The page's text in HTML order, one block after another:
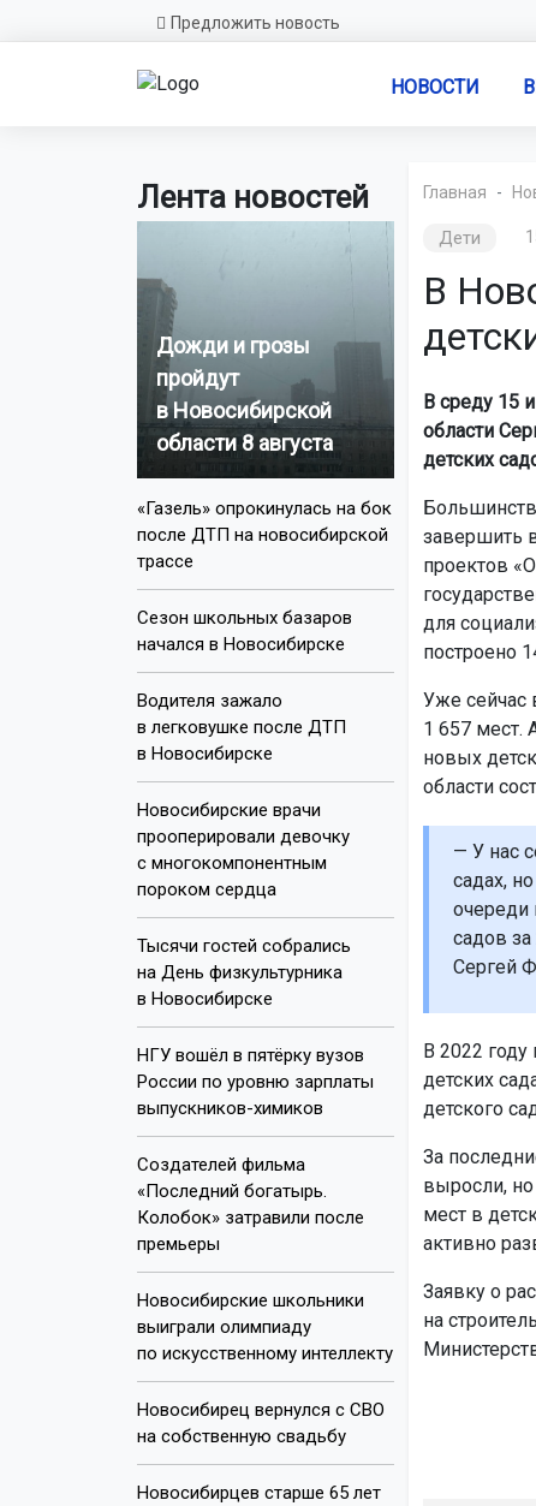
Предложить новость
НОВОСТИ
Лента новостей
Дожди и грозы
пройдут
в Новосибирской
области 8 августа
«Газель» опрокинулась на бок
после ДТП на новосибирской
трассе
Сезон школьных базаров
начался в Новосибирске
Водителя зажало
в легковушке после ДТП
в Новосибирске
Новосибирские врачи
прооперировали девочку
с многокомпонентным
пороком сердца
Тысячи гостей собрались
на День физкультурника
в Новосибирске
НГУ вошёл в пятёрку вузов
России по уровню зарплаты
выпускников-химиков
Создателей фильма
«Последний богатырь.
Колобок» затравили после
премьеры
Новосибирские школьники
выиграли олимпиаду
по искусственному интеллекту
Новосибирец вернулся с СВО
на собственную свадьбу
Новосибирцев старше 65 лет
Главная
Дети
В
В среду 15
области
детских
завершить
проектов
для
построено
Уже сейчас
1 657 мест.
новых
области
— У нас
садах,
очереди
садов
Сергей
В 2022 году
детских
детского
За
выросли,
мест в
активно
Заявку о
на